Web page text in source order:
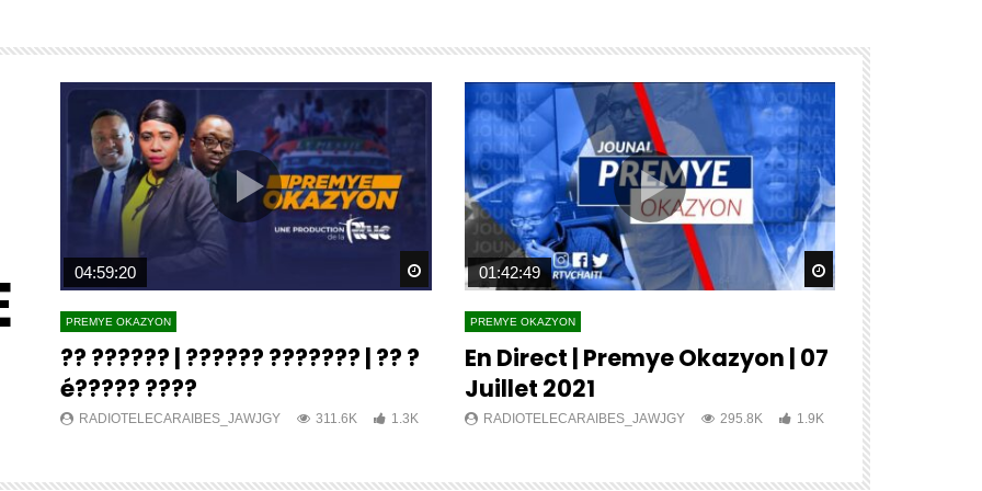
Watch Later Watch Later
04:59:20
PREMYE OKAZYON
?? ?????? | ?????? ??????? | ?? ?
é????? ????
RADIOTELECARAIBES_JAWJGY 311.6K 1.3K
Watch Later
01:42:49
PREMYE OKAZYON
En Direct | Premye Okazyon | 07
Juillet 2021
RADIOTELECARAIBES_JAWJGY 295.8K 1.9K
??
???? ????